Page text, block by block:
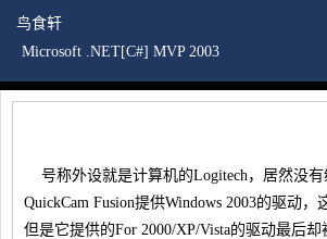
鸟食轩
Microsoft .NET[C#] MVP 2003
号称外设就是计算机的Logitech，居然没有
QuickCam Fusion提供Windows 2003的驱动，
但是它提供的For 2000/XP/Vista的驱动最后